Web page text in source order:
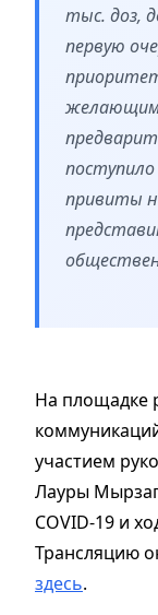
тыс. доз,
первую
желающим
привиты
На площадке
участием
Лауры
COVID-19 и
Трансляцию
здесь.